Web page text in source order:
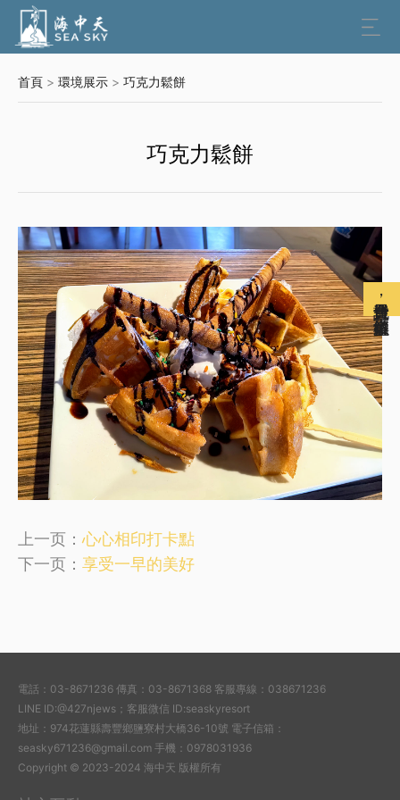

首頁 > 環境展示 > 巧克力鬆餅
巧克力鬆餅
上一页： 心心相印打卡點
下一页： 享受一早的美好
電話：03-8671236 傳真：03-8671368 客服專線：038671236
LINE ID:@427njews；客服微信 ID:seaskyresort
地址：974花蓮縣壽豐鄉鹽寮村大橋36-10號 電子信箱：
seasky671236@gmail.com 手機：0978031936
Copyright © 2023-2024 海中天 版權所有
免費註冊會員，解鎖更多權益